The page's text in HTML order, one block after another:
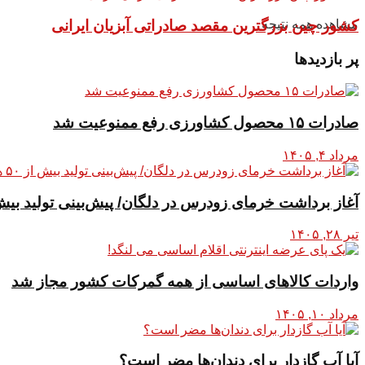
مشاهده همه نتیجه
کشور چین بزرگترین مقصد صادراتی آبزیان ایرانی
پر بازدیدها
صادرات ۱۵ محصول کشاورزی رفع ممنوعیت شد
مرداد ۴, ۱۴۰۵
آغاز برداشت خرمای زودرس در دلگان/ پیش‌بینی تولید بیش از ۵۰
تیر ۲۸, ۱۴۰۵
واردات کالاهای اساسی از همه گمرکات کشور مجاز شد
مرداد ۱۰, ۱۴۰۵
آیا آب گازدار برای دندان‌ها مضر است؟